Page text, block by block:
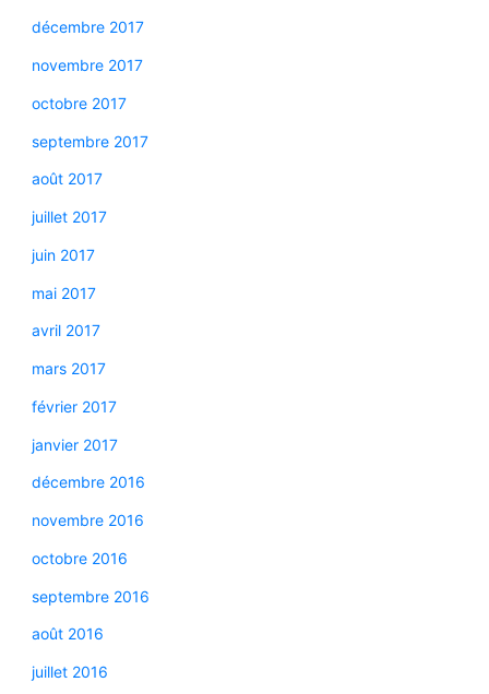
décembre 2017
novembre 2017
octobre 2017
septembre 2017
août 2017
juillet 2017
juin 2017
mai 2017
avril 2017
mars 2017
février 2017
janvier 2017
décembre 2016
novembre 2016
octobre 2016
septembre 2016
août 2016
juillet 2016